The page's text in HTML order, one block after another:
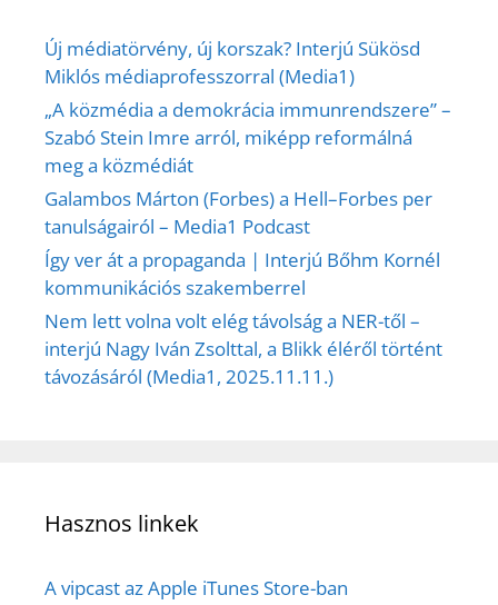
Új médiatörvény, új korszak? Interjú Sükösd
Miklós médiaprofesszorral (Media1)
„A közmédia a demokrácia immunrendszere” –
Szabó Stein Imre arról, miképp reformálná
meg a közmédiát
Galambos Márton (Forbes) a Hell–Forbes per
tanulságairól – Media1 Podcast
Így ver át a propaganda | Interjú Bőhm Kornél
kommunikációs szakemberrel
Nem lett volna volt elég távolság a NER-től –
interjú Nagy Iván Zsolttal, a Blikk éléről történt
távozásáról (Media1, 2025.11.11.)
Hasznos linkek
A vipcast az Apple iTunes Store-ban